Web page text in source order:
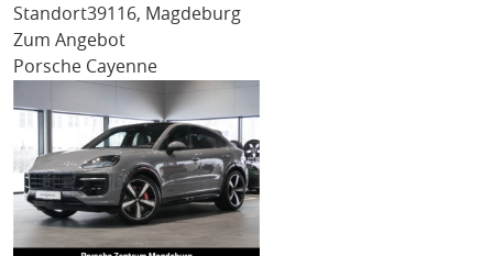
Standort39116, Magdeburg
Zum Angebot
Porsche Cayenne